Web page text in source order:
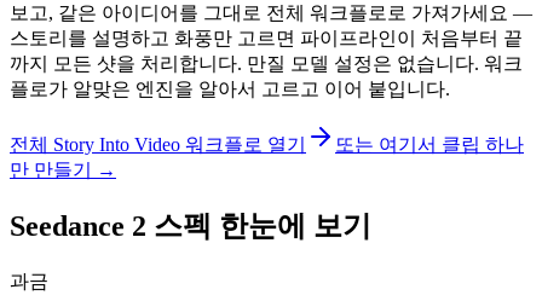
보고, 같은 아이디어를 그대로 전체 워크플로로 가져가세요 —
스토리를 설명하고 화풍만 고르면 파이프라인이 처음부터 끝
까지 모든 샷을 처리합니다. 만질 모델 설정은 없습니다. 워크
플로가 알맞은 엔진을 알아서 고르고 이어 붙입니다.
전체 Story Into Video 워크플로 열기
또는 여기서 클립 하나
만 만들기 →
Seedance 2 스펙 한눈에 보기
과금